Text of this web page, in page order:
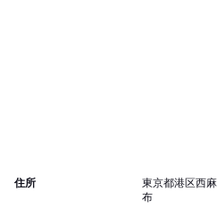
住所
東京都港区西
布